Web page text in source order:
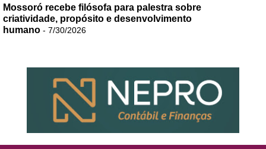
Mossoró recebe filósofa para palestra sobre
criatividade, propósito e desenvolvimento
humano - 7/30/2026